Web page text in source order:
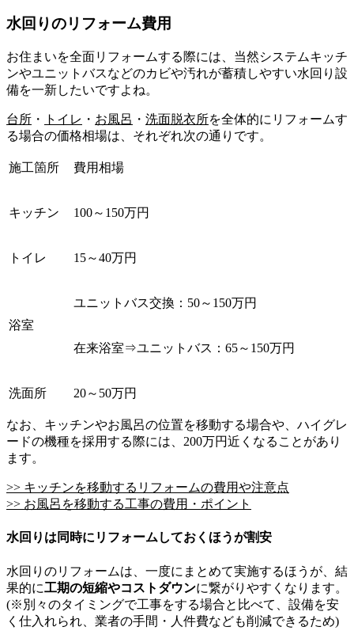
水回りのリフォーム費用
お住まいを全面リフォームする際には、当然システムキッチ
ンやユニットバスなどのカビや汚れが蓄積しやすい水回り設
備を一新したいですよね。
台所 ・ トイレ ・ お風呂 ・ 洗面脱衣所を全体的にリフォームす
る場合の価格相場は、それぞれ次の通りです。
施工箇所 費用相場
キッチン 100～150万円
トイレ 15～40万円
浴室
ユニットバス交換：50～150万円
在来浴室⇒ユニットバス：65～150万円
洗面所 20～50万円
なお、キッチンやお風呂の位置を移動する場合や、ハイグレ
ードの機種を採用する際には、200万円近くなることがあり
ます。
>> キッチンを移動するリフォームの費用や注意点
>> お風呂を移動する工事の費用・ポイント
水回りは同時にリフォームしておくほうが割安
水回りのリフォームは、一度にまとめて実施するほうが、結
果的に工期の短縮やコストダウンに繋がりやすくなります。
(※別々のタイミングで工事をする場合と比べて、設備を安
く仕入れられ、業者の手間・人件費なども削減できるため)